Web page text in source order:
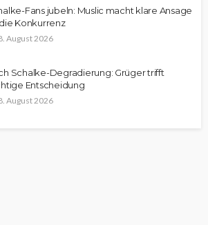
Fans jubeln: Muslic macht klare Ansage
Konkurrenz
August 2026
Schalke-Degradierung: Grüger trifft
Entscheidung
August 2026